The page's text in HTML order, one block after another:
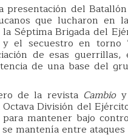
del
que lucharon en
Séptima Brigada del
el secuestro en torno
de esas
de una base del
de la revista Cambioy
División del
mantener bajo
mantenía entre